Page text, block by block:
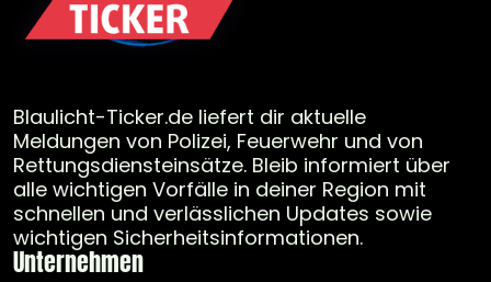
Blaulicht-Ticker.de liefert dir aktuelle
Meldungen von Polizei, Feuerwehr und von
Rettungsdiensteinsätze. Bleib informiert über
alle wichtigen Vorfälle in deiner Region mit
schnellen und verlässlichen Updates sowie
wichtigen Sicherheitsinformationen.
Unternehmen